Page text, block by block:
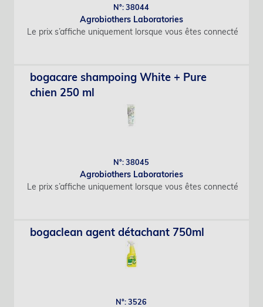
N°: 38044
Agrobiothers Laboratories
Le prix s’affiche uniquement lorsque vous êtes connecté
bogacare shampoing White + Pure
chien 250 ml
N°: 38045
Agrobiothers Laboratories
Le prix s’affiche uniquement lorsque vous êtes connecté
bogaclean agent détachant 750ml
N°: 3526